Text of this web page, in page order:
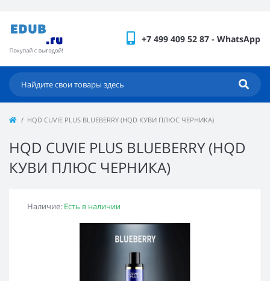
+7 499 409 52 87 - WhatsApp
HQD CUVIE PLUS BLUEBERRY (HQD КУВИ ПЛЮС ЧЕРНИКА)
HQD CUVIE PLUS BLUEBERRY (HQD
КУВИ ПЛЮС ЧЕРНИКА)
Наличие: Есть в наличии